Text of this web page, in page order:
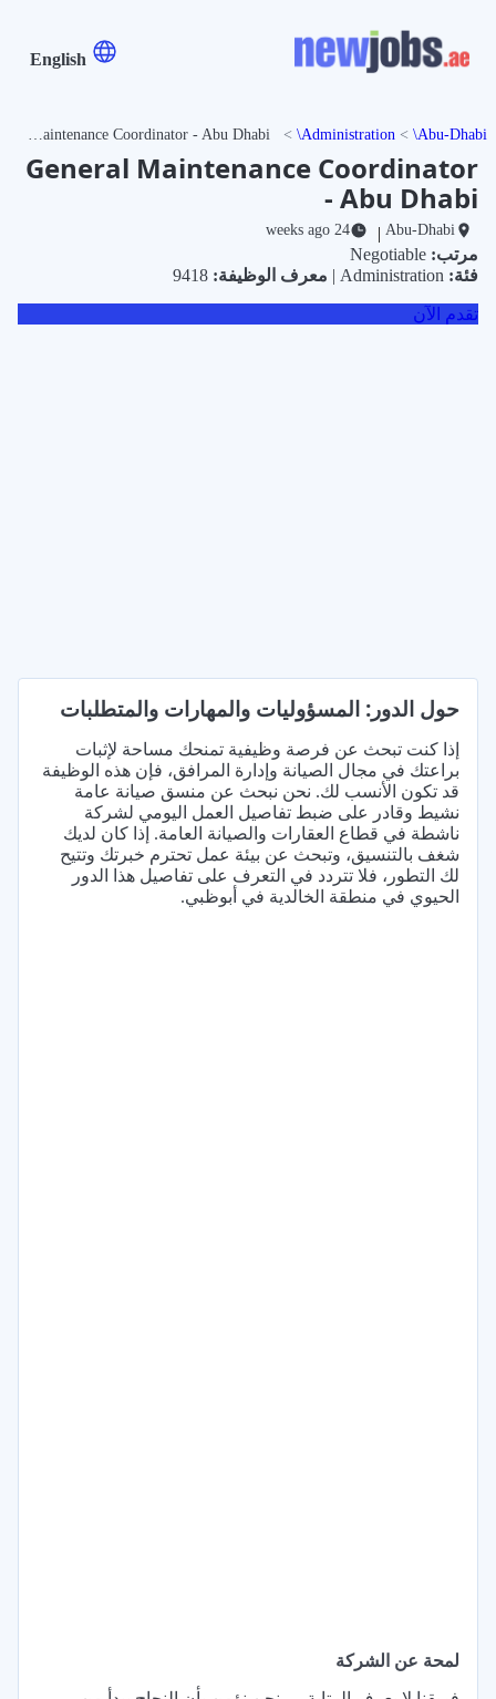
English
Abu-Dhabi
Administration
General Maintenance Coordinator
- Abu Dhabi
Abu-Dhabi
|
24 weeks ago
مرتب:
فئة:
معرف الوظيفة:
تقدم الآن
حول الدور: المسؤوليات والمهارات والمتطلبات
إذا كنت تبحث عن فرصة وظيفية تمنحك مساحة لإثبات
براعتك في مجال الصيانة وإدارة المرافق، فإن هذه الوظيفة
قد تكون الأنسب لك. نحن نبحث عن منسق صيانة عامة
نشيط وقادر على ضبط تفاصيل العمل اليومي لشركة
ناشطة في قطاع العقارات والصيانة العامة. إذا كان لديك
شغف بالتنسيق، وتبحث عن بيئة عمل تحترم خبرتك وتتيح
لك التطور، فلا تتردد في التعرف على تفاصيل هذا الدور
الحيوي في منطقة الخالدية في أبوظبي.
لمحة عن الشركة